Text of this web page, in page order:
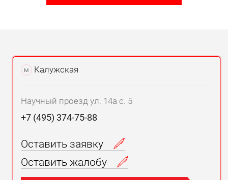
м Калужская
Научный проезд ул. 14а с. 5
+7 (495) 374-75-88
Оставить заявку
Оставить жалобу